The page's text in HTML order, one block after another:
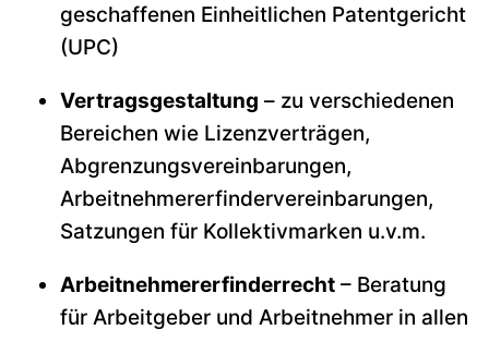
geschaffenen Einheitlichen Patentgericht
(UPC)
Vertragsgestaltung – zu verschiedenen
Bereichen wie Lizenzverträgen,
Abgrenzungsvereinbarungen,
Arbeitnehmererfindervereinbarungen,
Satzungen für Kollektivmarken u.v.m.
Arbeitnehmererfinderrecht – Beratung
für Arbeitgeber und Arbeitnehmer in allen